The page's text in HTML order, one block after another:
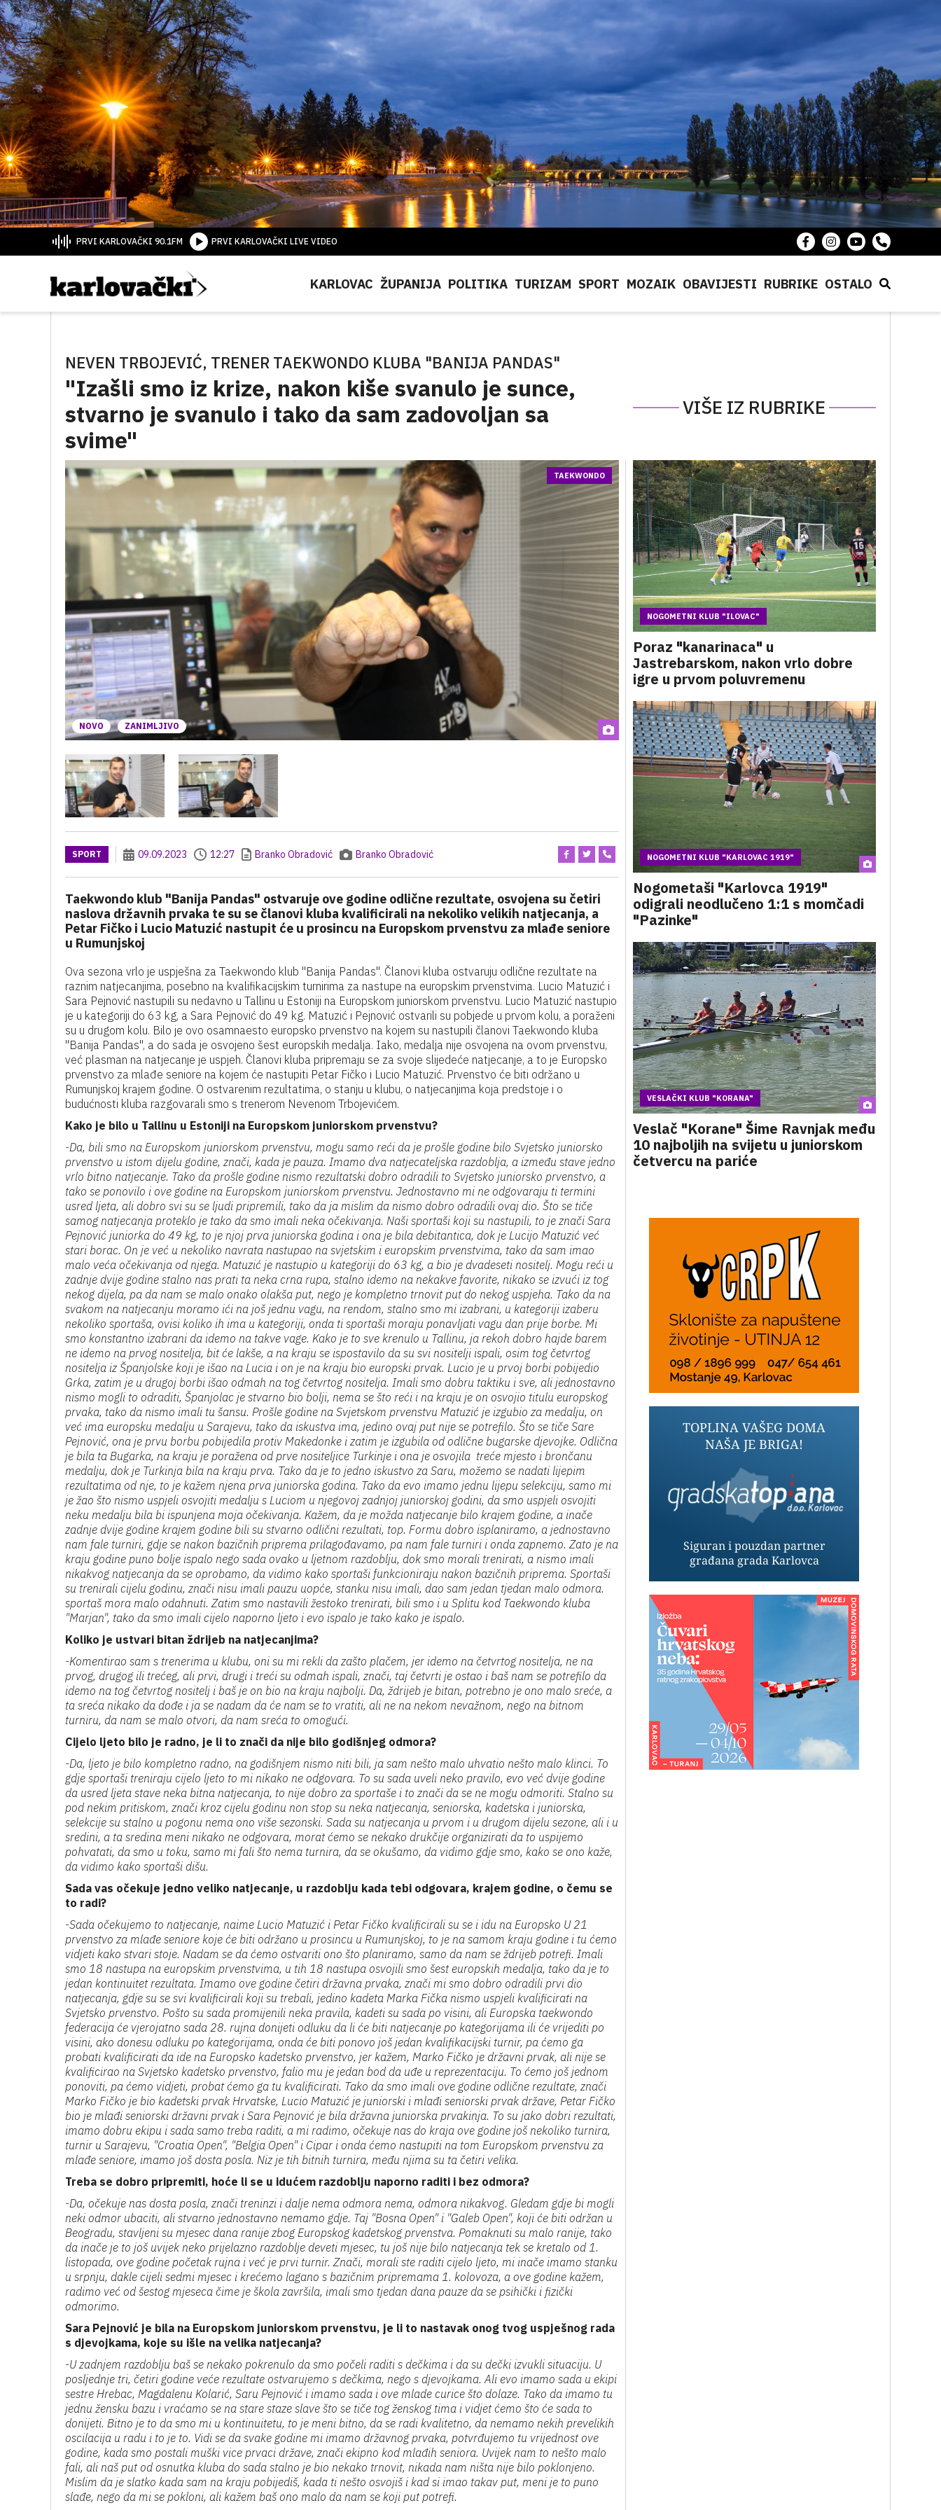
PRVI KARLOVAČKI 90.1FM PRVI KARLOVAČKI LIVE VIDEO
KARLOVAC ŽUPANIJA POLITIKA TURIZAM SPORT MOZAIK OBAVIJESTI RUBRIKE OSTALO
NEVEN TRBOJEVIĆ, TRENER TAEKWONDO KLUBA "BANIJA PANDAS"
"Izašli smo iz krize, nakon kiše svanulo je sunce,
stvarno je svanulo i tako da sam zadovoljan sa
svime"
VIŠE IZ RUBRIKE
NOVO ZANIMLJIVO
TAEKWONDO
SPORT 09.09.2023 12:27 Branko Obradović Branko Obradović
Taekwondo klub "Banija Pandas" ostvaruje ove godine odlične rezultate, osvojena su četiri
naslova državnih prvaka te su se članovi kluba kvalificirali na nekoliko velikih natjecanja, a
Petar Fičko i Lucio Matuzić nastupit će u prosincu na Europskom prvenstvu za mlađe seniore
u Rumunjskoj
Ova sezona vrlo je uspješna za Taekwondo klub "Banija Pandas". Članovi kluba ostvaruju odlične rezultate na
raznim natjecanjima, posebno na kvalifikacijskim turnirima za nastupe na europskim prvenstvima. Lucio Matuzić i
Sara Pejnović nastupili su nedavno u Tallinu u Estoniji na Europskom juniorskom prvenstvu. Lucio Matuzić nastupio
je u kategoriji do 63 kg, a Sara Pejnović do 49 kg. Matuzić i Pejnović ostvarili su pobjede u prvom kolu, a poraženi
su u drugom kolu. Bilo je ovo osamnaesto europsko prvenstvo na kojem su nastupili članovi Taekwondo kluba
"Banija Pandas", a do sada je osvojeno šest europskih medalja. Iako, medalja nije osvojena na ovom prvenstvu,
već plasman na natjecanje je uspjeh. Članovi kluba pripremaju se za svoje slijedeće natjecanje, a to je Europsko
prvenstvo za mlađe seniore na kojem će nastupiti Petar Fičko i Lucio Matuzić. Prvenstvo će biti održano u
Rumunjskoj krajem godine. O ostvarenim rezultatima, o stanju u klubu, o natjecanjima koja predstoje i o
budućnosti kluba razgovarali smo s trenerom Nevenom Trbojevićem.
Kako je bilo u Tallinu u Estoniji na Europskom juniorskom prvenstvu?
-Da, bili smo na Europskom juniorskom prvenstvu, mogu samo reći da je prošle godine bilo Svjetsko juniorsko
prvenstvo u istom dijelu godine, znači, kada je pauza. Imamo dva natjecateljska razdoblja, a između stave jedno
vrlo bitno natjecanje. Tako da prošle godine nismo rezultatski dobro odradili to Svjetsko juniorsko prvenstvo, a
tako se ponovilo i ove godine na Europskom juniorskom prvenstvu. Jednostavno mi ne odgovaraju ti termini
usred ljeta, ali dobro svi su se ljudi pripremili, tako da ja mislim da nismo dobro odradili ovaj dio. Što se tiče
samog natjecanja proteklo je tako da smo imali neka očekivanja. Naši sportaši koji su nastupili, to je znači Sara
Pejnović juniorka do 49 kg, to je njoj prva juniorska godina i ona je bila debitantica, dok je Lucijo Matuzić već
stari borac. On je već u nekoliko navrata nastupao na svjetskim i europskim prvenstvima, tako da sam imao
malo veća očekivanja od njega. Matuzić je nastupio u kategoriji do 63 kg, a bio je dvadeseti nositelj. Mogu reći u
zadnje dvije godine stalno nas prati ta neka crna rupa, stalno idemo na nekakve favorite, nikako se izvući iz tog
nekog dijela, pa da nam se malo onako olakša put, nego je kompletno trnovit put do nekog uspjeha. Tako da na
svakom na natjecanju moramo ići na još jednu vagu, na rendom, stalno smo mi izabrani, u kategoriji izaberu
nekoliko sportaša, ovisi koliko ih ima u kategoriji, onda ti sportaši moraju ponavljati vagu dan prije borbe. Mi
smo konstantno izabrani da idemo na takve vage. Kako je to sve krenulo u Tallinu, ja rekoh dobro hajde barem
ne idemo na prvog nositelja, bit će lakše, a na kraju se ispostavilo da su svi nositelji ispali, osim tog četvrtog
nositelja iz Španjolske koji je išao na Lucia i on je na kraju bio europski prvak. Lucio je u prvoj borbi pobijedio
Grka, zatim je u drugoj borbi išao odmah na tog četvrtog nositelja. Imali smo dobru taktiku i sve, ali jednostavno
nismo mogli to odraditi, Španjolac je stvarno bio bolji, nema se što reći i na kraju je on osvojio titulu europskog
prvaka, tako da nismo imali tu šansu. Prošle godine na Svjetskom prvenstvu Matuzić je izgubio za medalju, on
već ima europsku medalju u Sarajevu, tako da iskustva ima, jedino ovaj put nije se potrefilo. Što se tiče Sare
Pejnović, ona je prvu borbu pobijedila protiv Makedonke i zatim je izgubila od odlične bugarske djevojke. Odlična
je bila ta Bugarka, na kraju je poražena od prve nositeljice Turkinje i ona je osvojila treće mjesto i brončanu
medalju, dok je Turkinja bila na kraju prva. Tako da je to jedno iskustvo za Saru, možemo se nadati lijepim
rezultatima od nje, to je kažem njena prva juniorska godina. Tako da evo imamo jednu lijepu selekciju, samo mi
je žao što nismo uspjeli osvojiti medalju s Luciom u njegovoj zadnjoj juniorskoj godini, da smo uspjeli osvojiti
neku medalju bila bi ispunjena moja očekivanja. Kažem, da je možda natjecanje bilo krajem godine, a inače
zadnje dvije godine krajem godine bili su stvarno odlični rezultati, top. Formu dobro isplaniramo, a jednostavno
nam fale turniri, gdje se nakon bazičnih priprema prilagođavamo, pa nam fale turniri i onda zapnemo. Zato je na
kraju godine puno bolje ispalo nego sada ovako u ljetnom razdoblju, dok smo morali trenirati, a nismo imali
nikakvog natjecanja da se oprobamo, da vidimo kako sportaši funkcioniraju nakon bazičnih priprema. Sportaši
su trenirali cijelu godinu, znači nisu imali pauzu uopće, stanku nisu imali, dao sam jedan tjedan malo odmora.
sportaš mora malo odahnuti. Zatim smo nastavili žestoko trenirati, bili smo i u Splitu kod Taekwondo kluba
"Marjan", tako da smo imali cijelo naporno ljeto i evo ispalo je tako kako je ispalo.
Koliko je ustvari bitan ždrijeb na natjecanjima?
-Komentirao sam s trenerima u klubu, oni su mi rekli da zašto plačem, jer idemo na četvrtog nositelja, ne na
prvog, drugog ili trećeg, ali prvi, drugi i treći su odmah ispali, znači, taj četvrti je ostao i baš nam se potrefilo da
idemo na tog četvrtog nositelj i baš je on bio na kraju najbolji. Da, ždrijeb je bitan, potrebno je ono malo sreće, a
ta sreća nikako da dođe i ja se nadam da će nam se to vratiti, ali ne na nekom nevažnom, nego na bitnom
turniru, da nam se malo otvori, da nam sreća to omogući.
Cijelo ljeto bilo je radno, je li to znači da nije bilo godišnjeg odmora?
-Da, ljeto je bilo kompletno radno, na godišnjem nismo niti bili, ja sam nešto malo uhvatio nešto malo klinci. To
gdje sportaši treniraju cijelo ljeto to mi nikako ne odgovara. To su sada uveli neko pravilo, evo već dvije godine
da usred ljeta stave neka bitna natjecanja, to nije dobro za sportaše i to znači da se ne mogu odmoriti. Stalno su
pod nekim pritiskom, znači kroz cijelu godinu non stop su neka natjecanja, seniorska, kadetska i juniorska,
selekcije su stalno u pogonu nema ono više sezonski. Sada su natjecanja u prvom i u drugom dijelu sezone, ali i u
sredini, a ta sredina meni nikako ne odgovara, morat ćemo se nekako drukčije organizirati da to uspijemo
pohvatati, da smo u toku, samo mi fali što nema turnira, da se okušamo, da vidimo gdje smo, kako se ono kaže,
da vidimo kako sportaši dišu.
Sada vas očekuje jedno veliko natjecanje, u razdoblju kada tebi odgovara, krajem godine, o čemu se
to radi?
-Sada očekujemo to natjecanje, naime Lucio Matuzić i Petar Fičko kvalificirali su se i idu na Europsko U 21
prvenstvo za mlađe seniore koje će biti održano u prosincu u Rumunjskoj, to je na samom kraju godine i tu ćemo
vidjeti kako stvari stoje. Nadam se da ćemo ostvariti ono što planiramo, samo da nam se ždrijeb potrefi. Imali
smo 18 nastupa na europskim prvenstvima, u tih 18 nastupa osvojili smo šest europskih medalja, tako da je to
jedan kontinuitet rezultata. Imamo ove godine četiri državna prvaka, znači mi smo dobro odradili prvi dio
natjecanja, gdje su se svi kvalificirali koji su trebali, jedino kadeta Marka Fička nismo uspjeli kvalificirati na
Svjetsko prvenstvo. Pošto su sada promijenili neka pravila, kadeti su sada po visini, ali Europska taekwondo
federacija će vjerojatno sada 28. rujna donijeti odluku da li će biti natjecanje po kategorijama ili će vrijediti po
visini, ako donesu odluku po kategorijama, onda će biti ponovo još jedan kvalifikacijski turnir, pa ćemo ga
probati kvalificirati da ide na Europsko kadetsko prvenstvo, jer kažem, Marko Fičko je državni prvak, ali nije se
kvalificirao na Svjetsko kadetsko prvenstvo, falio mu je jedan bod da uđe u reprezentaciju. To ćemo još jednom
ponoviti, pa ćemo vidjeti, probat ćemo ga tu kvalificirati. Tako da smo imali ove godine odlične rezultate, znači
Marko Fičko je bio kadetski prvak Hrvatske, Lucio Matuzić je juniorski i mlađi seniorski prvak države, Petar Fičko
bio je mlađi seniorski državni prvak i Sara Pejnović je bila državna juniorska prvakinja. To su jako dobri rezultati,
imamo dobru ekipu i sada samo treba raditi, a mi radimo, očekuje nas do kraja ove godine još nekoliko turnira,
turnir u Sarajevu, "Croatia Open", "Belgia Open" i Cipar i onda ćemo nastupiti na tom Europskom prvenstvu za
mlađe seniore, imamo još dosta posla. Niz je tih bitnih turnira, među njima su ta četiri velika.
Treba se dobro pripremiti, hoće li se u idućem razdoblju naporno raditi i bez odmora?
-Da, očekuje nas dosta posla, znači treninzi i dalje nema odmora nema, odmora nikakvog. Gledam gdje bi mogli
neki odmor ubaciti, ali stvarno jednostavno nemamo gdje. Taj "Bosna Open" i "Galeb Open", koji će biti održan u
Beogradu, stavljeni su mjesec dana ranije zbog Europskog kadetskog prvenstva. Pomaknuti su malo ranije, tako
da inače je to još uvijek neko prijelazno razdoblje deveti mjesec, tu još nije bilo natjecanja tek se kretalo od 1.
listopada, ove godine početak rujna i već je prvi turnir. Znači, morali ste raditi cijelo ljeto, mi inače imamo stanku
u srpnju, dakle cijeli sedmi mjesec i krećemo lagano s bazičnim pripremama 1. kolovoza, a ove godine kažem,
radimo već od šestog mjeseca čime je škola završila, imali smo tjedan dana pauze da se psihički i fizički
odmorimo.
Sara Pejnović je bila na Europskom juniorskom prvenstvu, je li to nastavak onog tvog uspješnog rada
s djevojkama, koje su išle na velika natjecanja?
-U zadnjem razdoblju baš se nekako pokrenulo da smo počeli raditi s dečkima i da su dečki izvukli situaciju. U
posljednje tri, četiri godine veće rezultate ostvarujemo s dečkima, nego s djevojkama. Ali evo imamo sada u ekipi
sestre Hrebac, Magdalenu Kolarić, Saru Pejnović i imamo sada i ove mlade curice što dolaze. Tako da imamo tu
jednu žensku bazu i vraćamo se na stare staze slave što se tiče tog ženskog tima i vidjet ćemo što će sada to
donijeti. Bitno je to da smo mi u kontinuitetu, to je meni bitno, da se radi kvalitetno, da nemamo nekih prevelikih
oscilacija u radu i to je to. Vidi se da svake godine mi imamo državnog prvaka, potvrđujemo tu vrijednost ove
godine, kada smo postali muški vice prvaci države, znači ekipno kod mlađih seniora. Uvijek nam to nešto malo
fali, ali naš put od osnutka kluba do sada stalno je bio nekako trnovit, nikada nam ništa nije bilo poklonjeno.
Mislim da je slatko kada sam na kraju pobijediš, kada ti nešto osvojiš i kad si imao takav put, meni je to puno
slađe, nego da mi se pokloni, ali kažem baš ono malo da nam se koji put potrefi.
NOGOMETNI KLUB "ILOVAC"
Poraz "kanarinaca" u
Jastrebarskom, nakon vrlo dobre
igre u prvom poluvremenu
NOGOMETNI KLUB "KARLOVAC 1919"
Nogometaši "Karlovca 1919"
odigrali neodlučeno 1:1 s momčadi
"Pazinke"
VESLAČKI KLUB "KORANA"
Veslač "Korane" Šime Ravnjak među
10 najboljih na svijetu u juniorskom
četvercu na pariće